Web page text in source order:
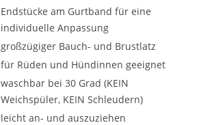
Endstücke am Gurtband für eine
individuelle Anpassung
großzügiger Bauch- und Brustlatz
für Rüden und Hündinnen geeignet
waschbar bei 30 Grad (KEIN
Weichspüler, KEIN Schleudern)
leicht an- und auszuziehen